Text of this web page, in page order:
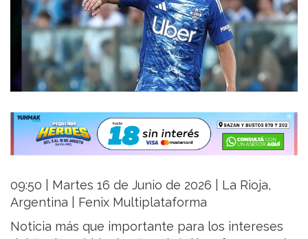
09:50 | Martes 16 de Junio de 2026 | La Rioja,
Argentina | Fenix Multiplataforma
Noticia más que importante para los intereses